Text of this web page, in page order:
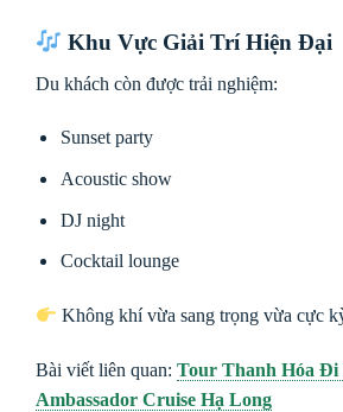
Khu Vực Giải Trí Hiện Đại
Du khách còn được trải nghiệm:
Sunset party
Acoustic show
DJ night
Cocktail lounge
Không khí vừa sang trọng vừa cực
Bài viết liên quan: Tour Thanh Hóa Đi
Ambassador Cruise Hạ Long